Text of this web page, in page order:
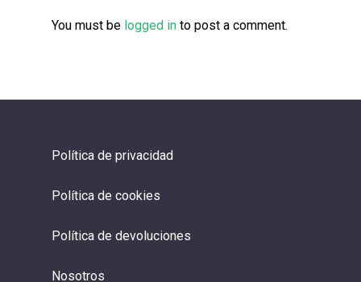
You must be logged in to post a comment.
Política de privacidad
Política de cookies
Política de devoluciones
Nosotros